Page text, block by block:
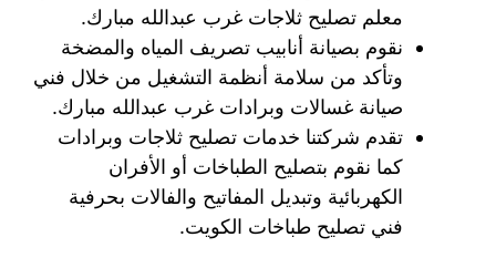
معلم تصليح ثلاجات غرب عبدالله مبارك.
نقوم بصيانة أنابيب تصريف المياه والمضخة
وتأكد من سلامة أنظمة التشغيل من خلال فني
صيانة غسالات وبرادات غرب عبدالله مبارك.
تقدم شركتنا خدمات تصليح ثلاجات وبرادات
كما نقوم بتصليح الطباخات أو الأفران
الكهربائية وتبديل المفاتيح والفالات بحرفية
فني تصليح طباخات الكويت.